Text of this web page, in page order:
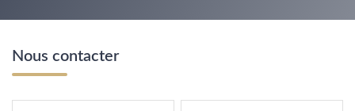
Nous contacter